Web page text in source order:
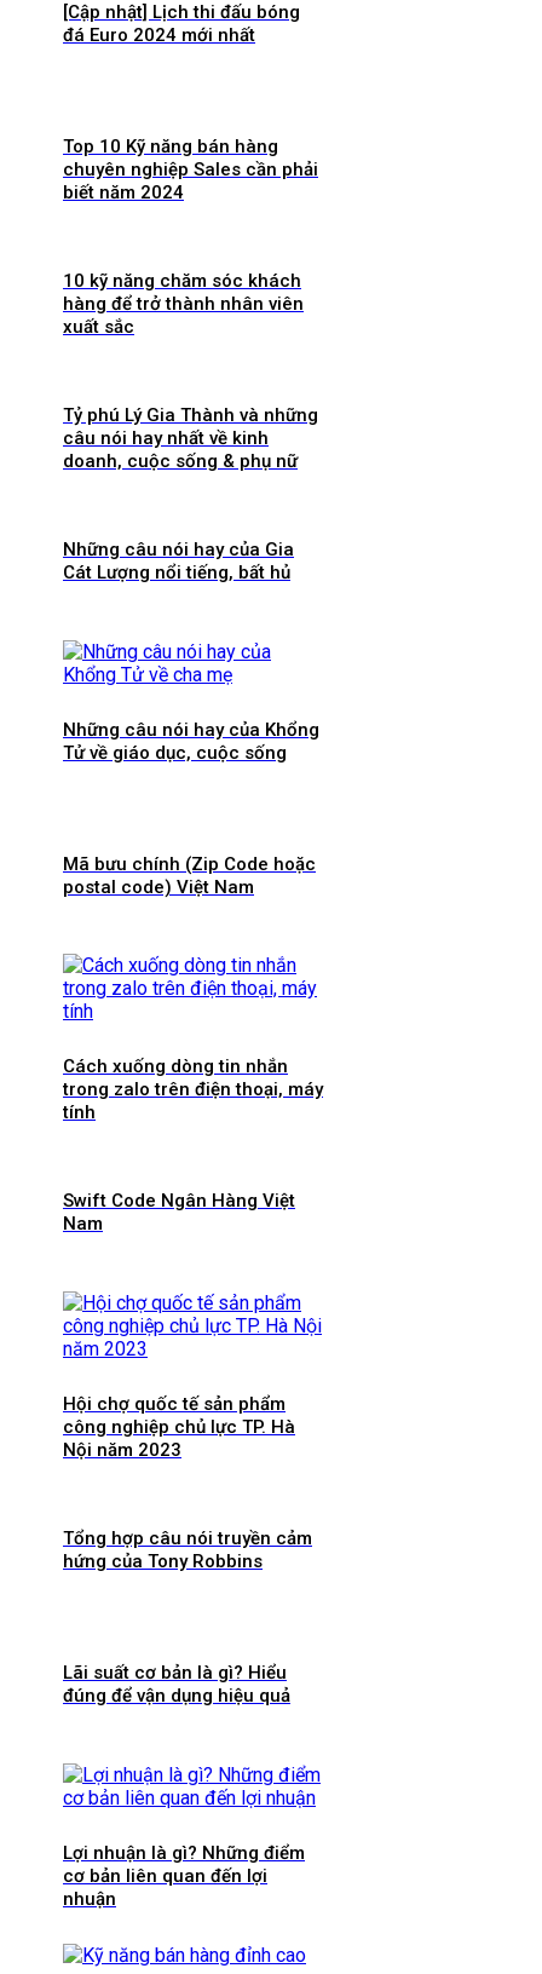
[Cập nhật] Lịch thi đấu bóng
đá Euro 2024 mới nhất
Top 10 Kỹ năng bán hàng
chuyên nghiệp Sales cần phải
biết năm 2024
10 kỹ năng chăm sóc khách
hàng để trở thành nhân viên
xuất sắc
Tỷ phú Lý Gia Thành và những
câu nói hay nhất về kinh
doanh, cuộc sống & phụ nữ
Những câu nói hay của Gia
Cát Lượng nổi tiếng, bất hủ
Những câu nói hay của Khổng
Tử về giáo dục, cuộc sống
Mã bưu chính (Zip Code hoặc
postal code) Việt Nam
Cách xuống dòng tin nhắn
trong zalo trên điện thoại, máy
tính
Swift Code Ngân Hàng Việt
Nam
Hội chợ quốc tế sản phẩm
công nghiệp chủ lực TP. Hà
Nội năm 2023
Tổng hợp câu nói truyền cảm
hứng của Tony Robbins
Lãi suất cơ bản là gì? Hiểu
đúng để vận dụng hiệu quả
Lợi nhuận là gì? Những điểm
cơ bản liên quan đến lợi
nhuận